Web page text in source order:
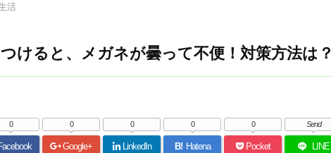
活
けると、メガネが曇って不便！対策方法は？
0
Google+
0
LinkedIn
0
B! Hatena
0
Pocket
0
LINE
Send